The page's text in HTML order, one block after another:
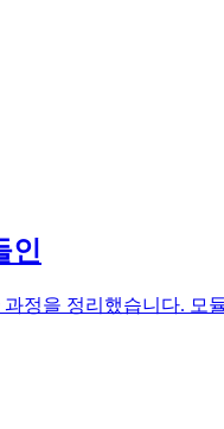
인
정을 정리했습니다.